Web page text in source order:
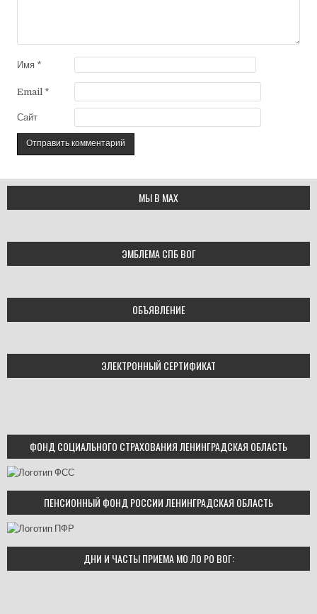
Имя *
Email *
Сайт
МЫ В МАХ
ЭМБЛЕМА СПБ ВОГ
ОБЪЯВЛЕНИЕ
ЭЛЕКТРОННЫЙ СЕРТИФИКАТ
ФОНД СОЦИАЛЬНОГО СТРАХОВАНИЯ ЛЕНИНГРАДСКАЯ ОБЛАСТЬ
ПЕНСИОННЫЙ ФОНД РОССИИ ЛЕНИНГРАДСКАЯ ОБЛАСТЬ
ДНИ И ЧАСТЫ ПРИЕМА МО ЛО РО ВОГ: